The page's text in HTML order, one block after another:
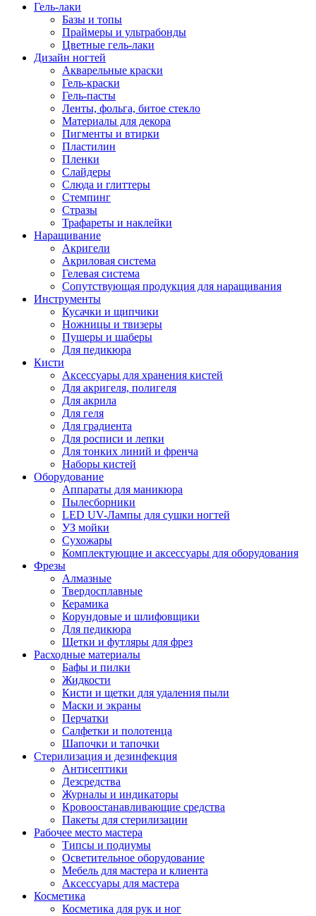
Гель-лаки
Базы и топы
Праймеры и ультрабонды
Цветные гель-лаки
Дизайн ногтей
Акварельные краски
Гель-краски
Гель-пасты
Ленты, фольга, битое стекло
Материалы для декора
Пигменты и втирки
Пластилин
Пленки
Слайдеры
Слюда и глиттеры
Стемпинг
Стразы
Трафареты и наклейки
Наращивание
Акригели
Акриловая система
Гелевая система
Сопутствующая продукция для наращивания
Инструменты
Кусачки и щипчики
Ножницы и твизеры
Пушеры и шаберы
Для педикюра
Кисти
Аксессуары для хранения кистей
Для акригеля, полигеля
Для акрила
Для геля
Для градиента
Для росписи и лепки
Для тонких линий и френча
Наборы кистей
Оборудование
Аппараты для маникюра
Пылесборники
LED UV-Лампы для сушки ногтей
УЗ мойки
Сухожары
Комплектующие и аксессуары для оборудования
Фрезы
Алмазные
Твердосплавные
Керамика
Корундовые и шлифовщики
Для педикюра
Щетки и футляры для фрез
Расходные материалы
Бафы и пилки
Жидкости
Кисти и щетки для удаления пыли
Маски и экраны
Перчатки
Салфетки и полотенца
Шапочки и тапочки
Стерилизация и дезинфекция
Антисептики
Дезсредства
Журналы и индикаторы
Кровоостанавливающие средства
Пакеты для стерилизации
Рабочее место мастера
Типсы и подиумы
Осветительное оборудование
Мебель для мастера и клиента
Аксессуары для мастера
Косметика
Косметика для рук и ног